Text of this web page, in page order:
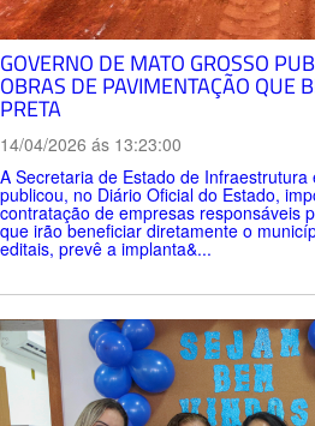
GOVERNO DE MATO GROSSO
OBRAS DE PAVIMENTAÇÃO QUE
PRETA
14/04/2026 ás 13:23:00
A Secretaria de Estado de
publicou, no Diário Oficial do Estado,
contratação de empresas responsáveis
que irão beneficiar diretamente o
editais, prevê a implanta&...